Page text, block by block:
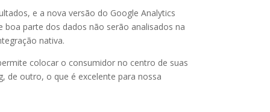
e a nova versão do Google Analytics
parte dos dados não serão analisados na
nativa.
colocar o consumidor no centro de suas
de outro, o que é excelente para nossa